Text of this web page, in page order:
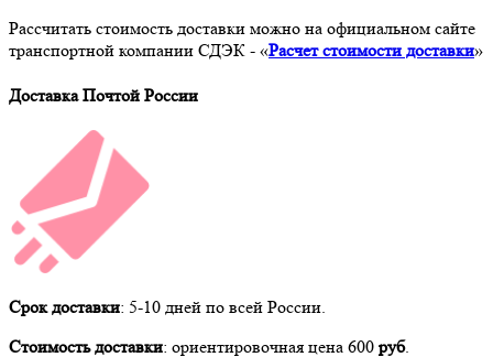
Рассчитать стоимость доставки можно на официальном сайте
транспортной компании СДЭК - «Расчет стоимости доставки»
Доставка Почтой России
Срок доставки: 5-10 дней по всей России.
Стоимость доставки: ориентировочная цена 600 руб.